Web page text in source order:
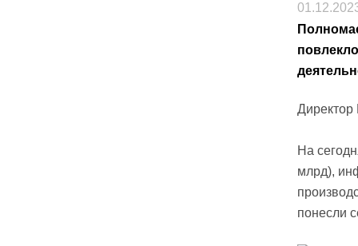
Директор
На
млрд),
понесли